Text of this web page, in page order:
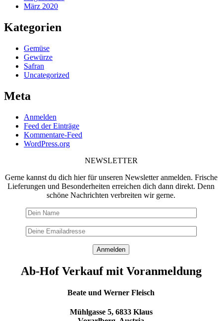
März 2020
Kategorien
Gemüse
Gewürze
Safran
Uncategorized
Meta
Anmelden
Feed der Einträge
Kommentare-Feed
WordPress.org
NEWSLETTER
Gerne kannst du dich hier für unseren Newsletter anmelden. Frische
Lieferungen und Besonderheiten erreichen dich dann direkt. Denn
schöne Nachrichten verbreiten wir gerne.
Ab-Hof Verkauf mit Voranmeldung
Beate und Werner Fleisch
Mühlgasse 5, 6833 Klaus